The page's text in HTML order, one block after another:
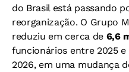
do Brasil está passando
reorganização. O Grupo
reduziu em cerca de6,6
funcionários entre 2025
2026, em uma mudança